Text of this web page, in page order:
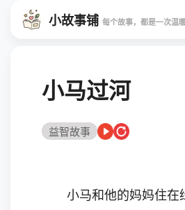
小故事铺 每个故事，都是一次温
小马过河
益智故事
小马和他的妈妈住在绿